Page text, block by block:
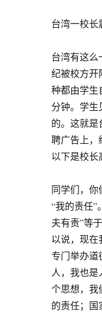
台湾一校长
台湾有这么
纪被校方开
种都由学生
分钟。学
的。这就是
聘广告上，
以下是校长
同学们，你
“我的责任”
夫有责”等
以说，现在
专门举办道
人，我也
个思想，我
的责任；